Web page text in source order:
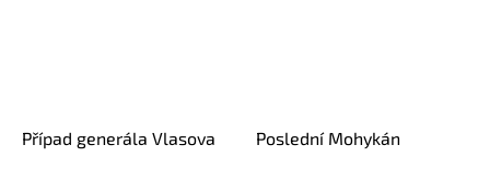
Případ generála Vlasova Poslední Mohykán